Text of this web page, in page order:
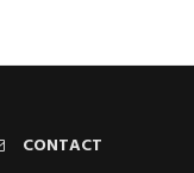
CONTACT